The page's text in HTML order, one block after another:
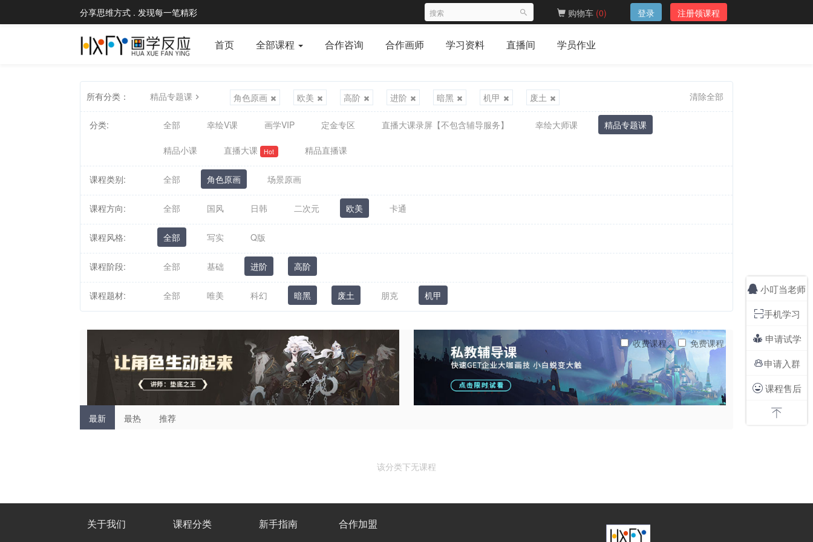
分享思维方式 . 发现每一笔精彩 购物车 (0) 登录 注册领课程
首页 全部课程 合作咨询 合作画师 学习资料 直播间 学员作业
所有分类： 精品专题课 角色原画 欧美 高阶 进阶 暗黑 机甲 废土 清除全部
分类: 全部 幸绘V课 画学VIP 定金专区 直播大课录屏【不包含辅导服务】 幸绘大师课 精品专题课
精品小课 直播大课 Hot 精品直播课
课程类别: 全部 角色原画 场景原画
课程方向: 全部 国风 日韩 二次元 欧美 卡通
课程风格: 全部 写实 Q版
课程阶段: 全部 基础 进阶 高阶
课程题材: 全部 唯美 科幻 暗黑 废土 朋克 机甲
最新 最热 推荐
收费课程 免费课程
该分类下无课程
关于我们 课程分类 新手指南 合作加盟
 小叮当老师
手机学习
 申请试学
申请入群
课程售后
